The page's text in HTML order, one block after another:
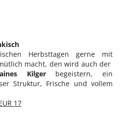
Herbsttagen gerne mit
macht, den wird auch der
Kilgerbegeistern, ein
Struktur, Frische und vollem
17